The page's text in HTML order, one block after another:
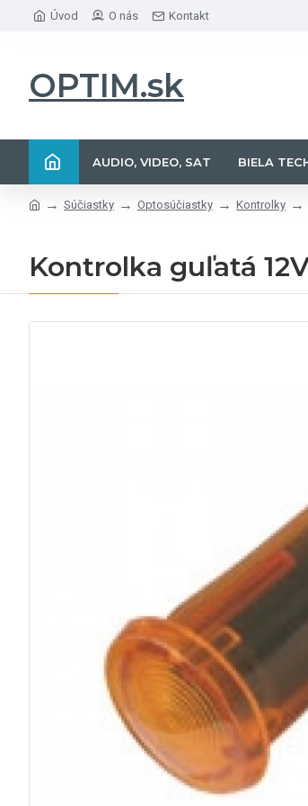
Úvod O nás Kontakt
OPTIM.sk
AUDIO, VIDEO, SAT BIELA
Súčiastky Optosúčiastky Kontrolky
Kontrolka guľatá